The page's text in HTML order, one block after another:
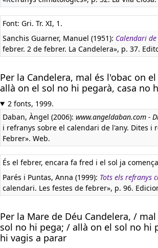
Font: Gri. Tr. XI, 1.
Sanchis Guarner, Manuel (1951): Calendari
febrer. 2 de febrer. La Candelera», p. 37.
Per la Candelera, mal és l'obac on
allà on el sol no hi pegarà, casa no
2 fonts, 1999.
Daban, Àngel (2006): www.angeldaban.com -
i refranys sobre el calendari de l'any. Dites i
Febrer». Web.
És el febrer, encara fa fred i el sol ja
Parés i Puntas, Anna (1999): Tots els refranys
calendari. Les festes de febrer», p. 96.
Per la Mare de Déu Candelera, /
sol no hi pega; / allà on el sol no hi
hi vagis a parar